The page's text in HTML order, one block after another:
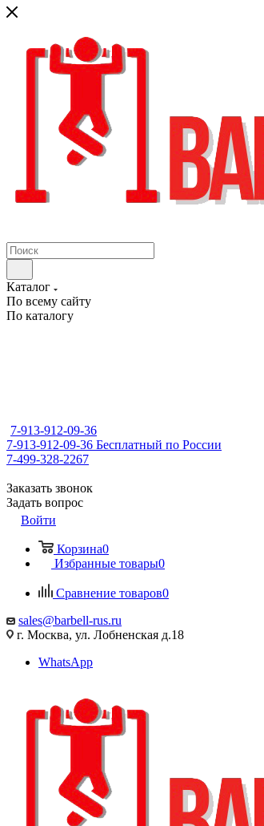
Каталог
По всему сайту
По каталогу
7-913-912-09-36
7-913-912-09-36 Бесплатный по России
7-499-328-2267
Заказать звонок
Задать вопрос
Войти
Корзина0
Избранные товары0
Сравнение товаров0
sales@barbell-rus.ru
г. Москва, ул. Лобненская д.18
WhatsApp